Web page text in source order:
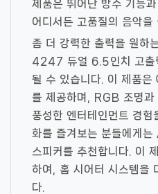
제품은 뛰어난 방수 기능
어디서든 고품질의 음악을
좀 더 강력한 출력을 원하
4247 듀얼 6.5인치 고출
될 수 있습니다. 이 제품은
를 제공하며, RGB 조명과
풍성한 엔터테인먼트 경험
화를 즐겨보는 분들에게
스피커를 추천합니다. 이
하여, 홈 시어터 시스템을
다.